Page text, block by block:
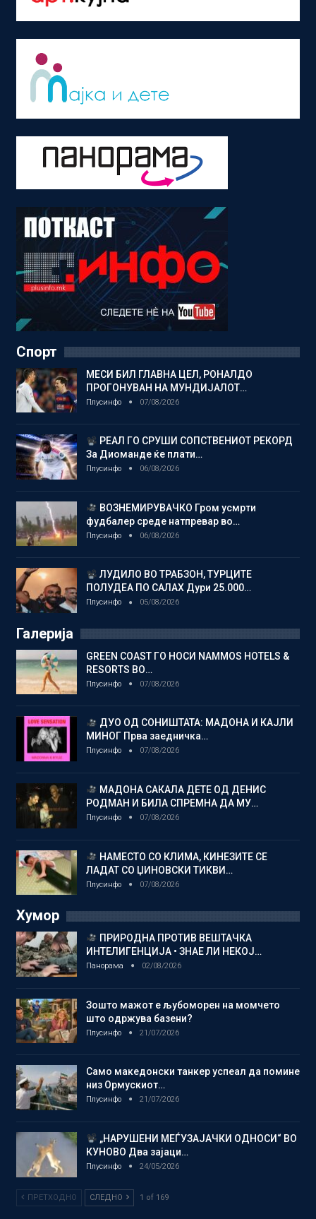
Спорт
МЕСИ БИЛ ГЛАВНА ЦЕЛ, РОНАЛДО
ПРОГОНУВАН НА МУНДИЈАЛОТ…
Плусинфо 07/08/2026
РЕАЛ ГО СРУШИ СОПСТВЕНИОТ РЕКОРД
За Диоманде ќе плати…
Плусинфо 06/08/2026
ВОЗНЕМИРУВАЧКО Гром усмрти
фудбалер среде натпревар во…
Плусинфо 06/08/2026
ЛУДИЛО ВО ТРАБЗОН, ТУРЦИТЕ
ПОЛУДЕА ПО САЛАХ Дури 25.000…
Плусинфо 05/08/2026
Галерија
GREEN COAST ГО НОСИ NAMMOS HOTELS &
RESORTS ВО…
Плусинфо 07/08/2026
ДУО ОД СОНИШТАТА: МАДОНА И КАЈЛИ
МИНОГ Прва заедничка…
Плусинфо 07/08/2026
МАДОНА САКАЛА ДЕТЕ ОД ДЕНИС
РОДМАН И БИЛА СПРЕМНА ДА МУ…
Плусинфо 07/08/2026
НАМЕСТО СО КЛИМА, КИНЕЗИТЕ СЕ
ЛАДАТ СО ЏИНОВСКИ ТИКВИ…
Плусинфо 07/08/2026
Хумор
ПРИРОДНА ПРОТИВ ВЕШТАЧКА
ИНТЕЛИГЕНЦИЈА • ЗНАЕ ЛИ НЕКОЈ…
Панорама 02/08/2026
Зошто мажот е љубоморен на момчето
што одржува базени?
Плусинфо 21/07/2026
Само македонски танкер успеал да помине
низ Ормускиот…
Плусинфо 21/07/2026
„НАРУШЕНИ МЕЃУЗАЈАЧКИ ОДНОСИ“ ВО
КУНОВО Два зајаци…
Плусинфо 24/05/2026
ПРЕТХОДНО СЛЕДНО 1 of 169